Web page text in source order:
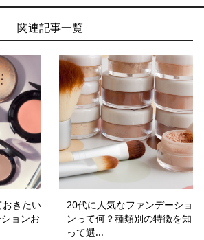
関連記事一覧
きたい
ョンお
20代に人気なファンデーショ
ンって何？種類別の特徴を知
って選...